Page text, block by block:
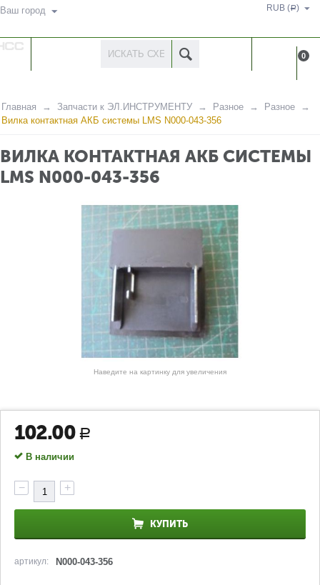
Ваш город RUB (Р)
0
Главная Запчасти к ЭЛ.ИНСТРУМЕНТУ Разное
Разное
Вилка контактная АКБ системы LMS N000-043-356
ВИЛКА КОНТАКТНАЯ АКБ СИСТЕМЫ
LMS N000-043-356
Наведите на картинку для увеличения
102.00 Р
В наличии
+
−
КУПИТЬ
артикул: N000-043-356